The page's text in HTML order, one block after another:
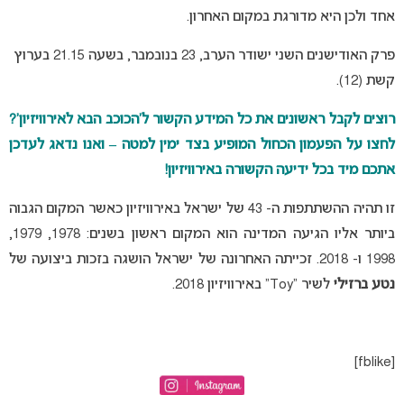
אחד ולכן היא מדורגת במקום האחרון.
פרק האודישנים השני ישודר הערב, 23 בנובמבר, בשעה 21.15 בערוץ
קשת (12).
רוצים לקבל ראשונים את כל המידע הקשור ל’הכוכב הבא לאירוויזיון’?
לחצו על הפעמון הכחול המופיע בצד ימין למטה – ואנו נדאג לעדכן
אתכם מיד בכל ידיעה הקשורה באירוויזיון!
זו תהיה ההשתתפות ה- 43 של ישראל באירוויזיון כאשר המקום הגבוה
ביותר אליו הגיעה המדינה הוא המקום ראשון בשנים: 1978, 1979,
1998 ו- 2018. זכייתה האחרונה של ישראל הושגה בזכות ביצועה של
נטע ברזילילשיר “Toy” באירוויזיון 2018.